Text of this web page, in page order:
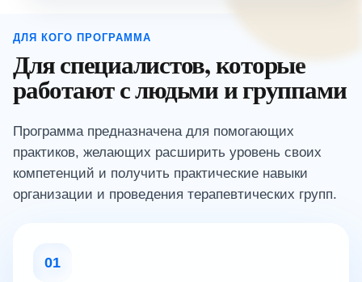
ДЛЯ КОГО ПРОГРАММА
Для специалистов, которые
работают с людьми и группами
Программа предназначена для помогающих
практиков, желающих расширить уровень своих
компетенций и получить практические навыки
организации и проведения терапевтических групп.
01